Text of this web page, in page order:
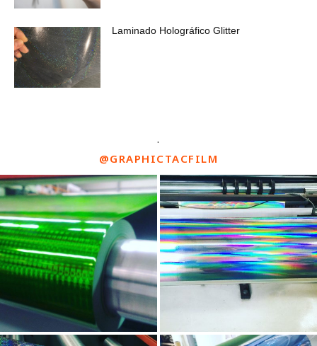
Laminado Holográfico Glitter
.
@GRAPHICTACFILM